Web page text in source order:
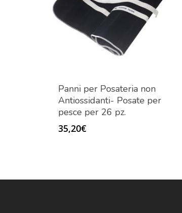
Panni per Posateria non
Antiossidanti- Posate per
pesce per 26 pz.
35,20€